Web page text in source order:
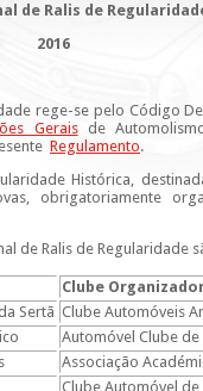
de Ralis de
2016
rege-se pelo Código
Geraisde
Regulamento.
Histórica,
obrigatoriamente
de Ralis de Regularidade
Clube
Sertã Clube Automóveis
Automóvel Clube de
Associação
Clube Automóvel de